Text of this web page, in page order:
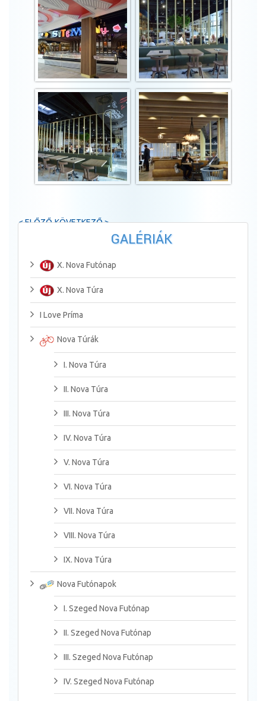
< ELŐZŐ KÖVETKEZŐ >
GALÉRIÁK
X. Nova Futónap
X. Nova Túra
I Love Príma
Nova Túrák
I. Nova Túra
II. Nova Túra
III. Nova Túra
IV. Nova Túra
V. Nova Túra
VI. Nova Túra
VII. Nova Túra
VIII. Nova Túra
IX. Nova Túra
Nova Futónapok
I. Szeged Nova Futónap
II. Szeged Nova Futónap
III. Szeged Nova Futónap
IV. Szeged Nova Futónap